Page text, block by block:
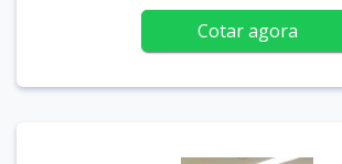
Cotar agora